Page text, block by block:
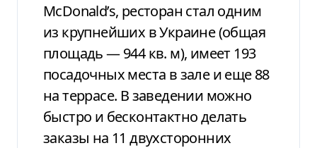
McDonald’s, ресторан стал одним
из крупнейших в Украине (общая
площадь — 944 кв. м), имеет 193
посадочных места в зале и еще 88
на террасе. В заведении можно
быстро и бесконтактно делать
заказы на 11 двухсторонних